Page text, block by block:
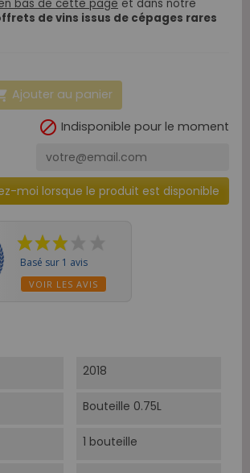
bas de cette page et dans notre
de vins issus de cépages rares
Ajouter au panier
 Indisponible pour le moment
moi lorsque le produit est disponible
Basé sur 1 avis
VOIR LES AVIS
2018
Bouteille 0.75L
1 bouteille